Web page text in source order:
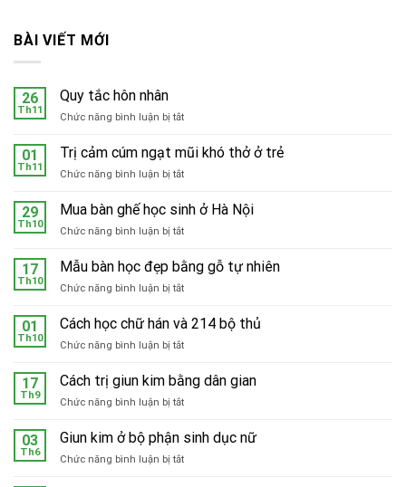
BÀI VIẾT MỚI
26
Th11
Quy tắc hôn nhân
Chức năng bình luận bị tắtở
tắc
nhân
01
Th11
Trị cảm cúm ngạt mũi khó thở ở trẻ
Chức năng bình luận bị tắtở
cảm
ngạt
khó
29
Th10
Mua bàn ghế học sinh ở Hà Nội
Chức năng bình luận bị tắtở
bàn
ghế
học
ở
17
Th10
Mẫu bàn học đẹp bằng gỗ tự nhiên
Chức năng bình luận bị tắtở
bàn
đẹp
gỗ
01
Th10
Cách học chữ hán và 214 bộ thủ
Chức năng bình luận bị tắtở
học
chữ
hán
214
17
Th9
Cách trị giun kim bằng dân gian
Chức năng bình luận bị tắtở
trị
kim
03
Th6
Giun kim ở bộ phận sinh dục nữ
Chức năng bình luận bị tắtở